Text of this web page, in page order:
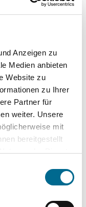
Anzeigen zu
Medien anbieten
Website zu
zu Ihrer
Partner für
weiter. Unsere
mit
bereitgestellt
der Dienste
nutzen.
Leasing Kauf
- -
-